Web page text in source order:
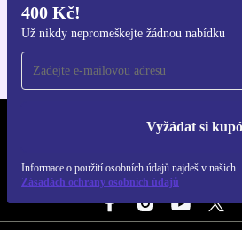
400 Kč!
Už nikdy nepromeškejte žádnou nabídku
Vyžádat si
Informace o použití osobních údajů najdeš v našich
Zásadách ochrany osobních údajů
REFURBED ČESKO -
SLEDUJ NÁS